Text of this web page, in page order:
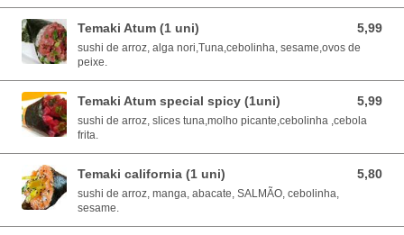
Temaki Atum (1 uni) 5,99
5,99 EUR
sushi de arroz, alga nori,Tuna,cebolinha, sesame,ovos de
peixe.
Temaki Atum special spicy (1uni) 5,99
5,99 EUR
sushi de arroz, slices tuna,molho picante,cebolinha ,cebola
frita.
Temaki california (1 uni) 5,80
5,80 EUR
sushi de arroz, manga, abacate, SALMÃO, cebolinha,
sesame.